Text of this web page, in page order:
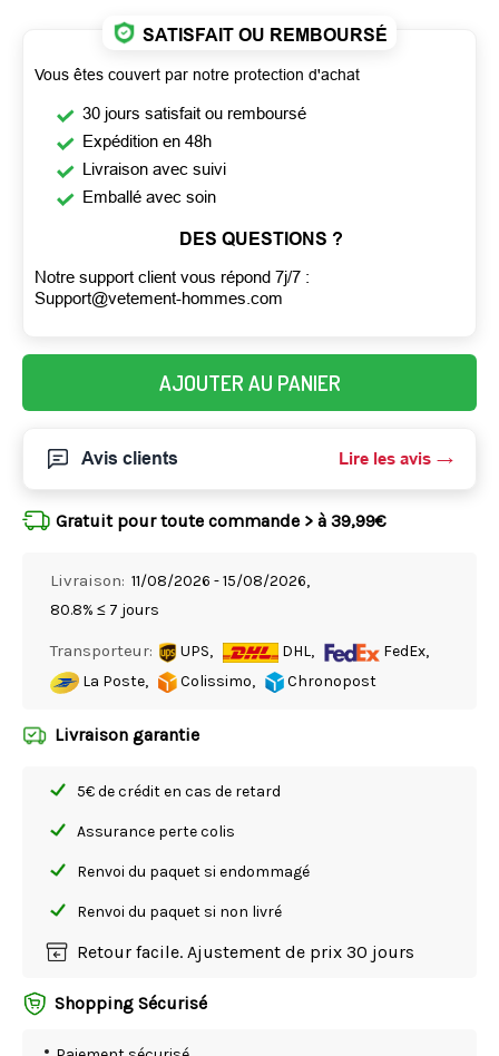
SATISFAIT OU REMBOURSÉ
Vous êtes couvert par notre protection d'achat
30 jours satisfait ou remboursé
Expédition en 48h
Livraison avec suivi
Emballé avec soin
DES QUESTIONS ?
Notre support client vous répond 7j/7 :
Support@vetement-hommes.com
AJOUTER AU PANIER
Avis clients Lire les avis
Gratuit pour toute commande > à 39,99€
Livraison: 11/08/2026 - 15/08/2026,
80.8% ≤ 7 jours
Transporteur: UPS, DHL,
FedEx,
La Poste,
Colissimo, Chronopost
Livraison garantie
5€ de crédit en cas de retard
Assurance perte colis
Renvoi du paquet si endommagé
Renvoi du paquet si non livré
Retour facile. Ajustement de prix 30 jours
Shopping Sécurisé